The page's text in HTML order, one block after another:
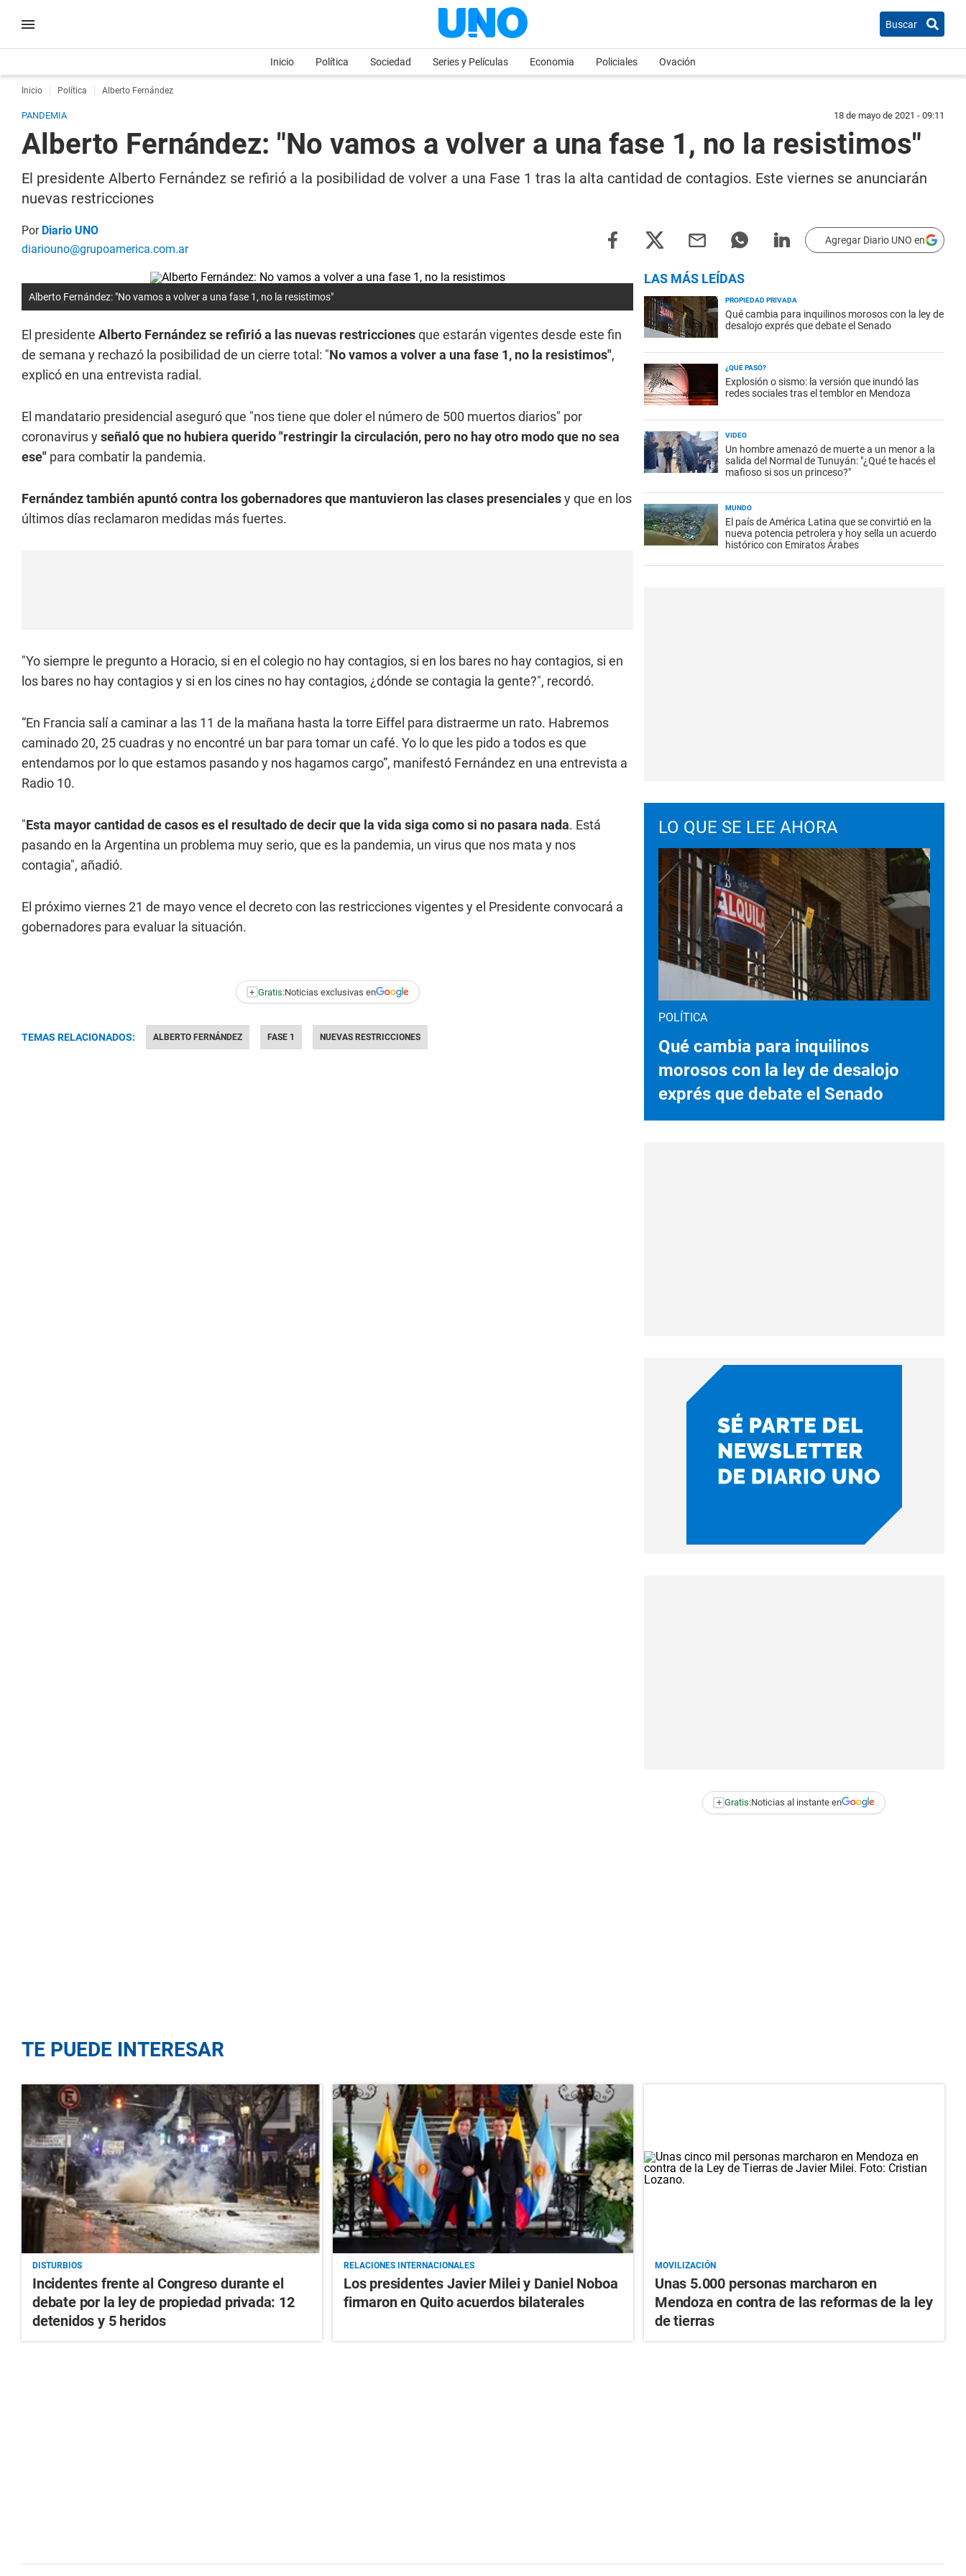
Buscar
Inicio Política Sociedad Series y Películas Economia Policiales Ovación
Inicio Política Alberto Fernández
PANDEMIA 18 de mayo de 2021 - 09:11
Alberto Fernández: "No vamos a volver a una fase 1, no la resistimos"
El presidente Alberto Fernández se refirió a la posibilidad de volver a una Fase 1 tras la alta cantidad de contagios. Este viernes se anunciarán
nuevas restricciones
Por Diario UNO
diariouno@grupoamerica.com.ar
Agregar Diario UNO en
Alberto Fernández: "No vamos a volver a una fase 1, no la resistimos"
El presidente Alberto Fernández se refirió a las nuevas restriccionesque estarán vigentes desde este fin
de semana y rechazó la posibilidad de un cierre total: "No vamos a volver a una fase 1, no la resistimos",
explicó en una entrevista radial.
El mandatario presidencial aseguró que "nos tiene que doler el número de 500 muertos diarios" por
coronavirus yseñaló que no hubiera querido "restringir la circulación, pero no hay otro modo que no sea
ese" para combatir la pandemia.
Fernández también apuntó contra los gobernadores que mantuvieron las clases presencialesy que en los
últimos días reclamaron medidas más fuertes.
"Yo siempre le pregunto a Horacio, si en el colegio no hay contagios, si en los bares no hay contagios, si en
los bares no hay contagios y si en los cines no hay contagios, ¿dónde se contagia la gente?", recordó.
“En Francia salí a caminar a las 11 de la mañana hasta la torre Eiffel para distraerme un rato. Habremos
caminado 20, 25 cuadras y no encontré un bar para tomar un café. Yo lo que les pido a todos es que
entendamos por lo que estamos pasando y nos hagamos cargo”, manifestó Fernández en una entrevista a
Radio 10.
"Esta mayor cantidad de casos es el resultado de decir que la vida siga como si no pasara nada. Está
pasando en la Argentina un problema muy serio, que es la pandemia, un virus que nos mata y nos
contagia", añadió.
El próximo viernes 21 de mayo vence el decreto con las restricciones vigentes y el Presidente convocará a
gobernadores para evaluar la situación.
+ Gratis:Noticias exclusivas en
TEMAS RELACIONADOS: ALBERTO FERNÁNDEZ FASE 1 NUEVAS RESTRICCIONES
LAS MÁS LEÍDAS
PROPIEDAD PRIVADA
Qué cambia para inquilinos morosos con la ley de
desalojo exprés que debate el Senado
¿QUÉ PASÓ?
Explosión o sismo: la versión que inundó las
redes sociales tras el temblor en Mendoza
VIDEO
Un hombre amenazó de muerte a un menor a la
salida del Normal de Tunuyán: "¿Qué te hacés el
mafioso si sos un princeso?"
MUNDO
El país de América Latina que se convirtió en la
nueva potencia petrolera y hoy sella un acuerdo
histórico con Emiratos Árabes
LO QUE SE LEE AHORA
POLÍTICA
Qué cambia para inquilinos
morosos con la ley de desalojo
exprés que debate el Senado
+ Gratis:Noticias al instante en
TE PUEDE INTERESAR
DISTURBIOS
Incidentes frente al Congreso durante el
debate por la ley de propiedad privada: 12
detenidos y 5 heridos
RELACIONES INTERNACIONALES
Los presidentes Javier Milei y Daniel Noboa
firmaron en Quito acuerdos bilaterales
MOVILIZACIÓN
Unas 5.000 personas marcharon en
Mendoza en contra de las reformas de la ley
de tierras